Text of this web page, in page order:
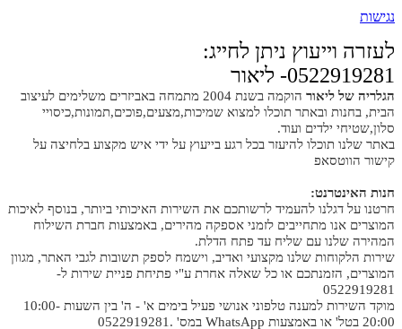
נגישות
לעזרה וייעוץ ניתן לחייג:
0522919281- ליאור
הגלריה של ליאור
הוקמה בשנת 2004 מתמחה באביזרים משלימים לעיצוב
הבית, בחנות ובאתר תוכלו למצוא שמיכות,מצעים,פוכים,תמונות,כיסויי
סלון,שטיחי ילדים ועוד.
באתר שלנו תוכלו להיעזר בכל רגע בייעוץ על ידי איש מקצוע בלחיצה על
קישור הווטסאפ
חנות האינטרנט:
חרטנו על דגלנו להעמיד לרשותכם את השירות האיכותי ביותר, בנוסף לאיכות
המוצרים אנו מתחייבים לזמני אספקה מהירים, באמצעות חברת השילוח
המהירה שלנו עם שליח עד פתח הדלת.
שירות הלקוחות שלנו מקצועי ואדיב, וישמח לספק תשובות לגבי האתר, מגוון
המוצרים, הזמנתכם או כל שאלה אחרת ע"י פתיחת פניית שירות ל-
0522919281
מוקד השירות למענה טלפוני אנושי פעיל בימים א' - ה' בין השעות 10:00-
20:00 בטל' או באמצעות WhatsApp במס' .0522919281